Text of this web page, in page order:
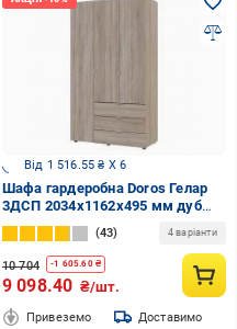
Від 1 516.55 ₴ X 6
Шафа гардеробна Doros Гелар
3ДСП 2034х1162х495 мм дуб
сонома /
43 4 варіанти
10 704 -1 605.60₴
9 098.40 ₴/шт.
Привеземо Доставимо